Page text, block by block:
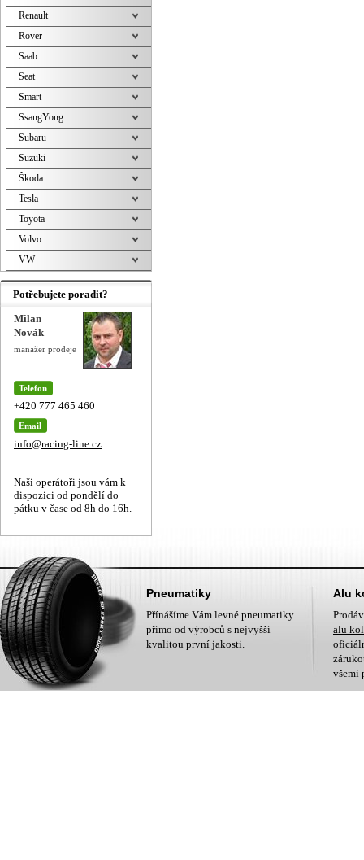
Renault
Rover
Saab
Seat
Smart
SsangYong
Subaru
Suzuki
Škoda
Tesla
Toyota
Volvo
VW
Potřebujete poradit?
Milan
Novák
manažer prodeje
Telefon
+420 777 465 460
Email
info@racing-line.cz
Naši operátoři jsou vám k
dispozici od pondělí do
pátku v čase od 8h do 16h.
Pneumatiky
Přínášíme Vám levné pneumatiky
přímo od výrobců s nejvyšší
kvalitou první jakosti.
Alu
alu
všemi